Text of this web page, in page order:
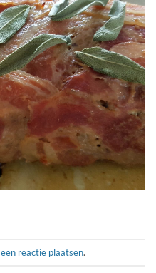
een reactie plaatsen.